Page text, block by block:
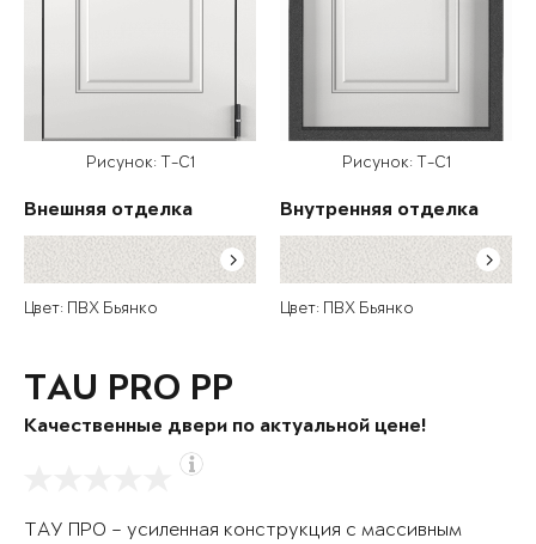
Рисунок: T-C1
Внешняя отделка
Цвет: ПВХ Бьянко
Рисунок: T-C1
Внутренняя отделка
Цвет: ПВХ Бьянко
TAU PRO PP
Качественные двери по актуальной цене!
ТАУ ПРО – усиленная конструкция с массивным